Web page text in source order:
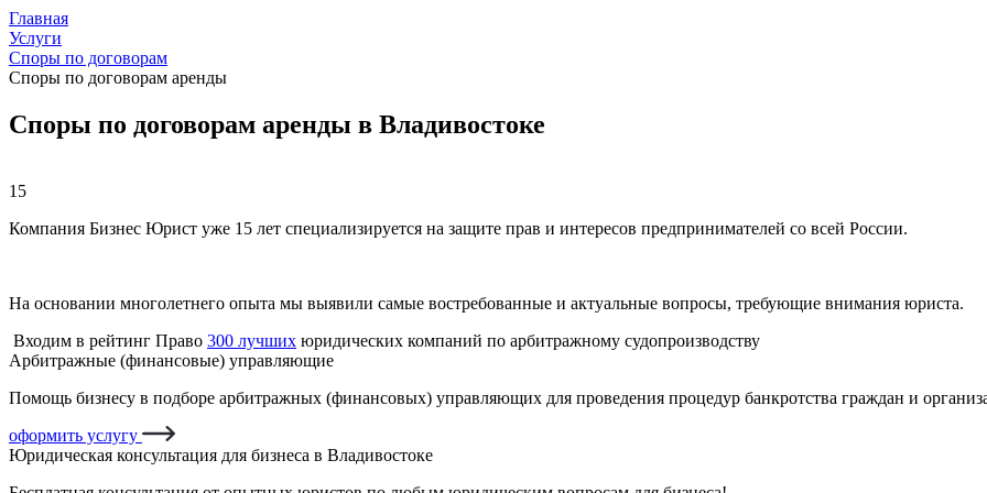
Главная
Услуги
Споры по договорам
Споры по договорам аренды
Споры по договорам аренды в Владивостоке
15
Компания Бизнес Юрист уже 15 лет специализируется на защите прав и интересов предпринимателей со всей России.
На основании многолетнего опыта мы выявили самые востребованные и актуальные вопросы, требующие внимания юриста.
Входим в рейтинг Право 300 лучших юридических компаний по арбитражному судопроизводству
Арбитражные (финансовые) управляющие
Помощь бизнесу в подборе арбитражных (финансовых) управляющих для проведения процедур банкротства граждан и
оформить услугу
Юридическая консультация для бизнеса в Владивостоке